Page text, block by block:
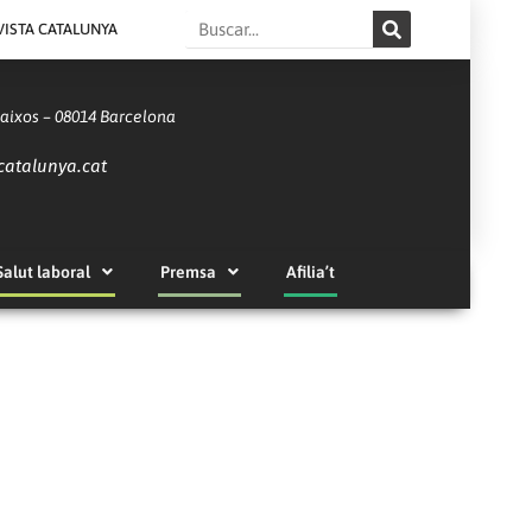
CATALUNYA Search
– 08014 Barcelona
laboral Premsa Afilia’t